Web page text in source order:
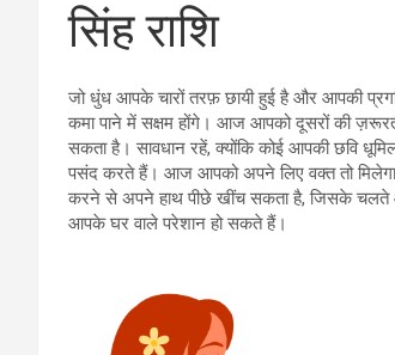
सिंह राशि
जो धुंध आपके चारों तरफ़ छायी हुई है और आपकी
कमा पाने में सक्षम होंगे। आज आपको दूसरों की
सकता है। सावधान रहें, क्योंकि कोई आपकी छवि
पसंद करते हैं। आज आपको अपने लिए वक्त तो मिलेगा
करने से अपने हाथ पीछे खींच सकता है, जिसके चलते
आपके घर वाले परेशान हो सकते हैं।